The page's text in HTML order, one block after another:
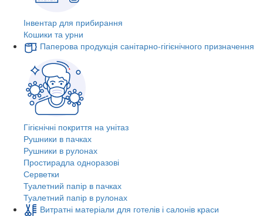
Інвентар для прибирання
Кошики та урни
Паперова продукція санітарно-гігієнічного призначення
Гігієнічні покриття на унітаз
Рушники в пачках
Рушники в рулонах
Простирадла одноразові
Серветки
Туалетний папір в пачках
Туалетний папір в рулонах
Витратні матеріали для готелів і салонів краси